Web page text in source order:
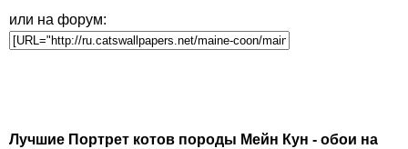
или на форум:
Лучшие Портрет котов породы Мейн Кун - обои на